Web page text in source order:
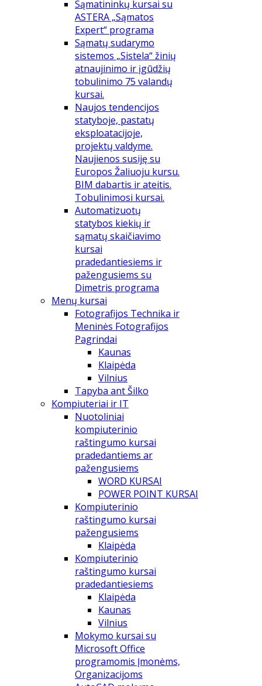
Sąmatininkų kursai su
ASTERA „Sąmatos
Expert“ programa
Sąmatų sudarymo
sistemos „Sistela“ žinių
atnaujinimo ir įgūdžių
tobulinimo 75 valandų
kursai.
Naujos tendencijos
statyboje, pastatų
eksploatacijoje,
projektų valdyme.
Naujienos susiję su
Europos Žaliuoju kursu.
BIM dabartis ir ateitis.
Tobulinimosi kursai.
Automatizuotų
statybos kiekių ir
sąmatų skaičiavimo
kursai
pradedantiesiems ir
pažengusiems su
Dimetris programa
Menų kursai
Fotografijos Technika ir
Meninės Fotografijos
Pagrindai
Kaunas
Klaipėda
Vilnius
Tapyba ant Šilko
Kompiuteriai ir IT
Nuotoliniai
kompiuterinio
raštingumo kursai
pradedantiems ar
pažengusiems
WORD KURSAI
POWER POINT KURSAI
Kompiuterinio
raštingumo kursai
pažengusiems
Klaipėda
Kompiuterinio
raštingumo kursai
pradedantiesiems
Klaipėda
Kaunas
Vilnius
Mokymo kursai su
Microsoft Office
programomis Įmonėms,
Organizacijoms